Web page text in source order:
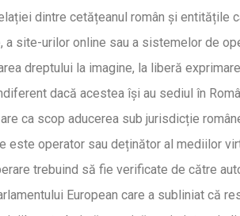
dintre cetățeanul român și
a site-urilor online sau a sistemelor de
dreptului la imagine, la liberă
dacă acestea își au sediul în
ca scop aducerea sub jurisdicție
este operator sau deținător al mediilor
trebuind să fie verificate de către
European care a subliniat că